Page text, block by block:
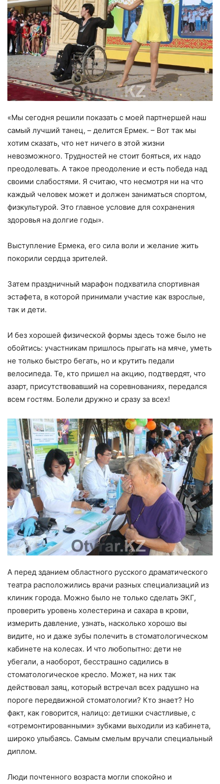
«Мы сегодня решили показать с моей партнершей наш
самый лучший танец, – делится Ермек. – Вот так мы
хотим сказать, что нет ничего в этой жизни
невозможного. Трудностей не стоит бояться, их надо
преодолевать. А такое преодоление и есть победа над
своими слабостями. Я считаю, что несмотря ни на что
каждый человек может и должен заниматься спортом,
физкультурой. Это главное условие для сохранения
здоровья на долгие годы».
Выступление Ермека, его сила воли и желание жить
покорили сердца зрителей.
Затем праздничный марафон подхватила спортивная
эстафета, в которой принимали участие как взрослые,
так и дети.
И без хорошей физической формы здесь тоже было не
обойтись: участникам пришлось прыгать на мяче, уметь
не только быстро бегать, но и крутить педали
велосипеда. Те, кто пришел на акцию, подтвердят, что
азарт, присутствовавший на соревнованиях, передался
всем гостям. Болели дружно и сразу за всех!
А перед зданием областного русского драматического
театра расположились врачи разных специализаций из
клиник города. Можно было не только сделать ЭКГ,
проверить уровень холестерина и сахара в крови,
измерить давление, узнать, насколько хорошо вы
видите, но и даже зубы полечить в стоматологическом
кабинете на колесах. И что любопытно: дети не
убегали, а наоборот, бесстрашно садились в
стоматологическое кресло. Может, на них так
действовал заяц, который встречал всех радушно на
пороге передвижной стоматологии? Кто знает? Но
факт, как говорится, налицо: детишки счастливые, с
«отремонтированными» зубками выходили из кабинета,
широко улыбаясь. Самым смелым вручали специальный
диплом.
Люди почтенного возраста могли спокойно и